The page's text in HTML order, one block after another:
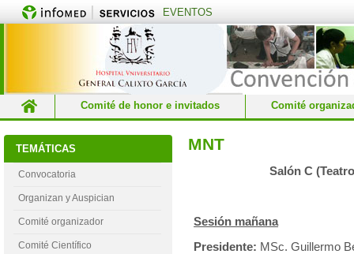
EVENTOS
Comité de honor e invitados
Comité
Organizan y Auspician
Programa por Jornadas
TEMÁTICAS
Convocatoria
Organizan y Auspician
Comité organizador
Comité Científico
MNT
Salón C
Sesión mañana
Presidente: MSc. Guillermo